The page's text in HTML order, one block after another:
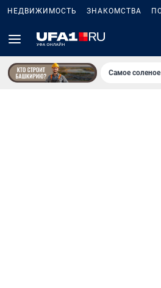
НЕДВИЖИМОСТЬ ЗНАКОМСТВА
Самое